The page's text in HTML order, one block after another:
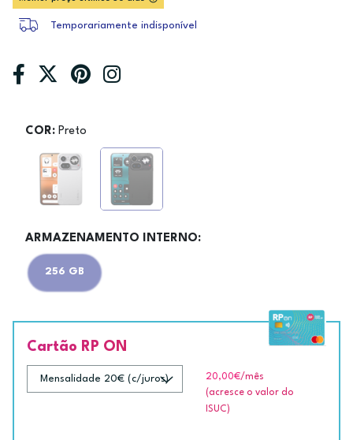
Temporariamente indisponível
COR: Preto
ARMAZENAMENTO INTERNO:
256 GB
Cartão RP ON
20,00€/mês
(acresce o valor do
ISUC)